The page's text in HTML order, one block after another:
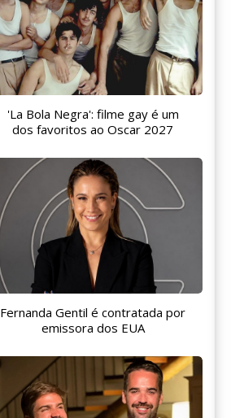
'La Bola Negra': filme gay é um
dos favoritos ao Oscar 2027
Fernanda Gentil é contratada por
emissora dos EUA